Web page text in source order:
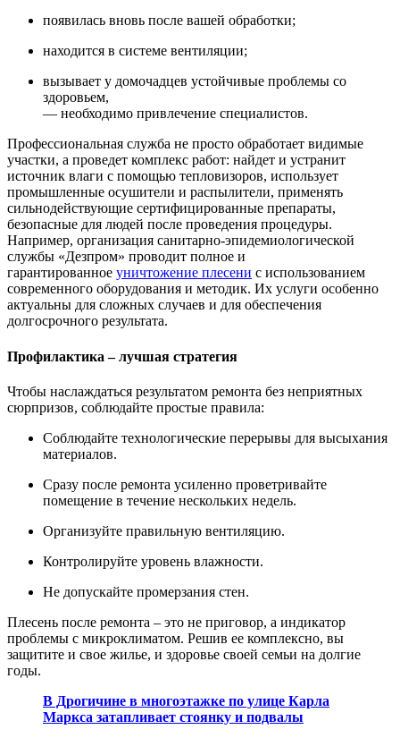
появилась вновь после вашей обработки;
находится в системе вентиляции;
вызывает у домочадцев устойчивые проблемы со
здоровьем,
— необходимо привлечение специалистов.
Профессиональная служба не просто обработает видимые
участки, а проведет комплекс работ: найдет и устранит
источник влаги с помощью тепловизоров, использует
промышленные осушители и распылители, применять
сильнодействующие сертифицированные препараты,
безопасные для людей после проведения процедуры.
Например, организация санитарно-эпидемиологической
службы «Дезпром» проводит полное и
гарантированное уничтожение плесени с использованием
современного оборудования и методик. Их услуги особенно
актуальны для сложных случаев и для обеспечения
долгосрочного результата.
Профилактика – лучшая стратегия
Чтобы наслаждаться результатом ремонта без неприятных
сюрпризов, соблюдайте простые правила:
Соблюдайте технологические перерывы для высыхания
материалов.
Сразу после ремонта усиленно проветривайте
помещение в течение нескольких недель.
Организуйте правильную вентиляцию.
Контролируйте уровень влажности.
Не допускайте промерзания стен.
Плесень после ремонта – это не приговор, а индикатор
проблемы с микроклиматом. Решив ее комплексно, вы
защитите и свое жилье, и здоровье своей семьи на долгие
годы.
В Дрогичине в многоэтажке по улице Карла
Маркса затапливает стоянку и подвалы